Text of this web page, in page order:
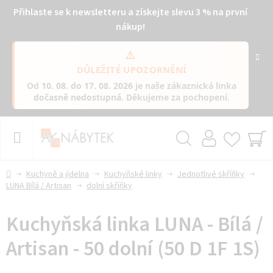
Přihlaste se k newsletteru a získejte slevu 3 % na první
nákup!
⚠️
DŮLEŽITÉ UPOZORNĚNÍ
Od 10. 08. do 17. 08. 2026 je naše zákaznická linka
dočasně nedostupná. Děkujeme za pochopení.
DomůKuchyně a jídelna Kuchyňské linky
Jednotlivé skříňky
LUNA Bílá / Artisan
dolní skříňky
Kuchyňská linka LUNA - Bílá /
Artisan - 50 dolní (50 D 1F 1S)